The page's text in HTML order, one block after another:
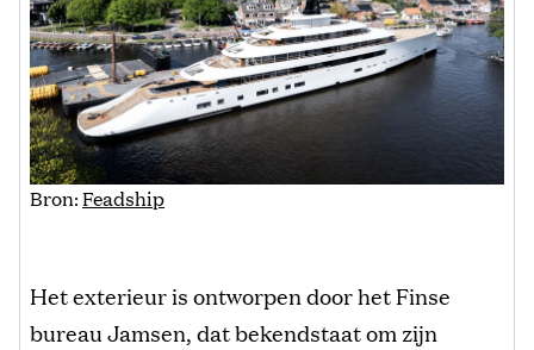
Bron:Feadship
Het exterieur is ontworpen door het Finse
bureau Jamsen, dat bekendstaat om zijn